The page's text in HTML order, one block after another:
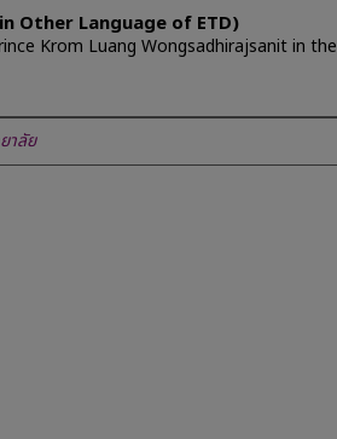
Other Language of ETD)
Krom Luang Wongsadhirajsanit in the
าลัย